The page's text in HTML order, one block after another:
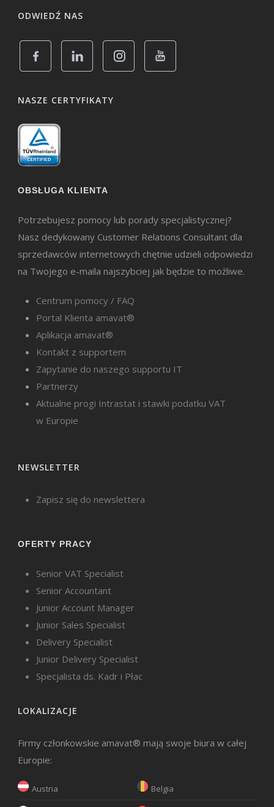
ODWIEDŹ NAS
NASZE CERTYFIKATY
OBSŁUGA KLIENTA
Potrzebujesz pomocy lub porady specjalistycznej?
Nasz dedykowany Customer Relations Consultant dla
sprzedawców internetowych chętnie udzieli odpowiedzi
na Twojego e-maila najszybciej jak będzie to możliwe.
Centrum pomocy / FAQ
Portal Klienta amavat®
Aplikacja amavat®
Kontakt z supportem
Zapytanie do naszego supportu IT
Partnerzy
Aktualne progi Intrastat i stawki podatku VAT
w Europie
NEWSLETTER
Zapisz się do newslettera
OFERTY PRACY
Senior VAT Specialist
Senior Accountant
Junior Account Manager
Junior Sales Specialist
Delivery Specialist
Junior Delivery Specialist
Specjalista ds. Kadr i Płac
LOKALIZACJE
Firmy członkowskie amavat® mają swoje biura w całej
Europie:
Austria Belgia